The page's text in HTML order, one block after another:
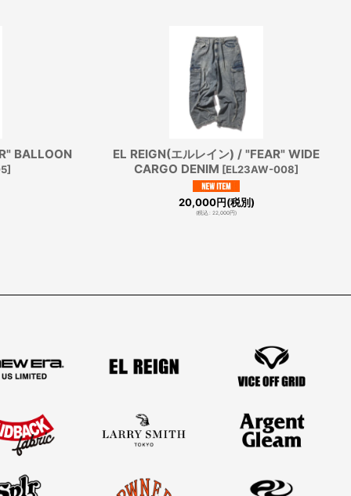
BALLOON
]
EL REIGN(エルレイン) / "FEAR" WIDE
CARGO DENIM [EL23AW-008]
20,000円(税別)
(税込: 22,000円)